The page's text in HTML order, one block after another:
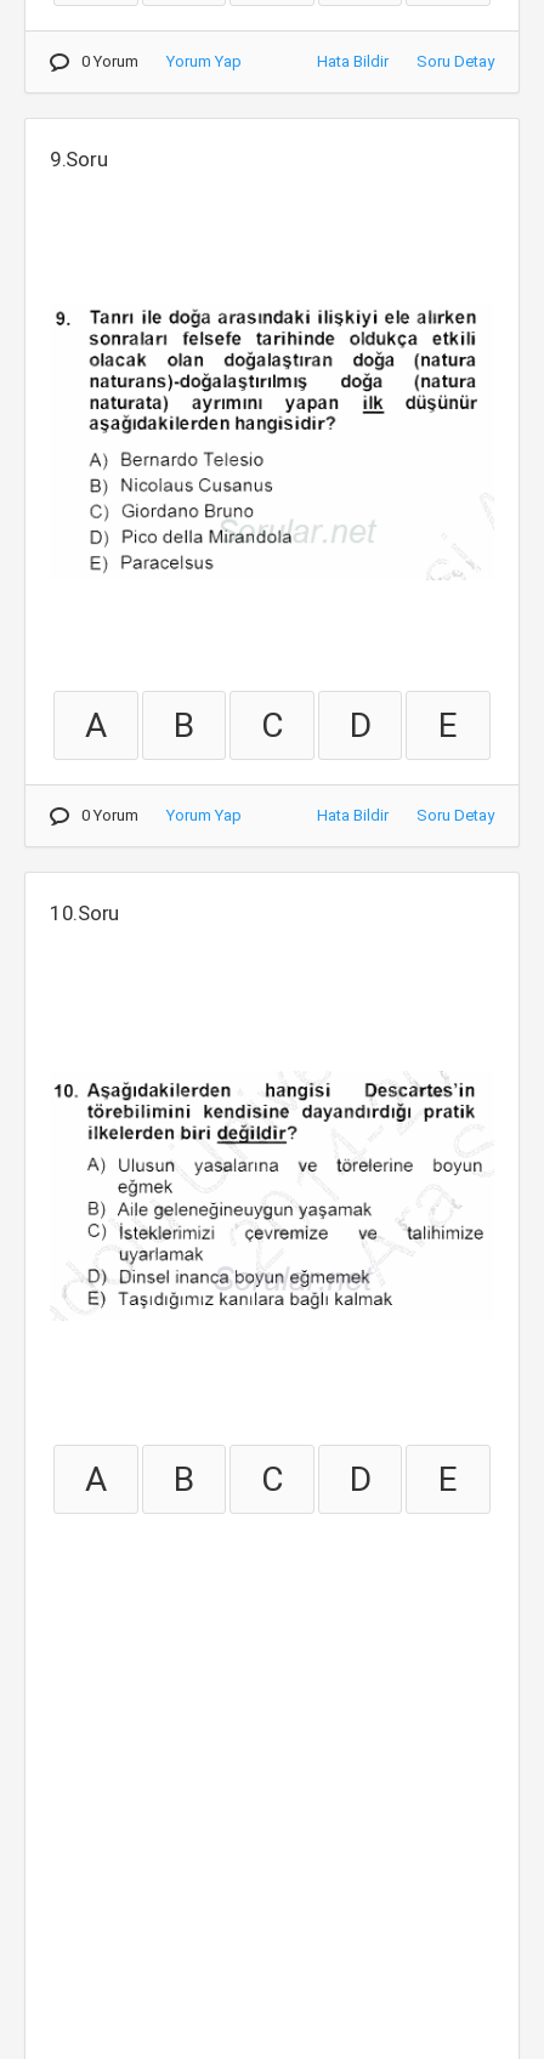
0 Yorum Yorum Yap Hata Bildir Soru Detay
9.Soru
A B C D E
0 Yorum Yorum Yap Hata Bildir Soru Detay
10.Soru
A B C D E